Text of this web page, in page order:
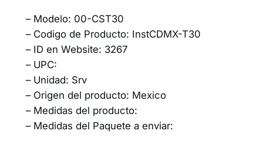
– Modelo: 00-CST30
– Codigo de Producto: InstCDMX-T30
– ID en Website: 3267
– UPC:
– Unidad: Srv
– Origen del producto: Mexico
– Medidas del producto:
– Medidas del Paquete a enviar: